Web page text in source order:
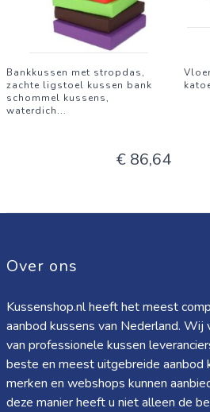
Bankkussen met stropdas,
zachte ligstoel kussen bank
schommel kussens,
waterdich...
€ 86,64
Over ons
Kussenshop.nl heeft het meest
aanbod kussens van Nederland. Wij
van professionele kussen
beste en meest uitgebreide aanbod
merken en webshops kunnen
deze manier heeft u niet alleen de